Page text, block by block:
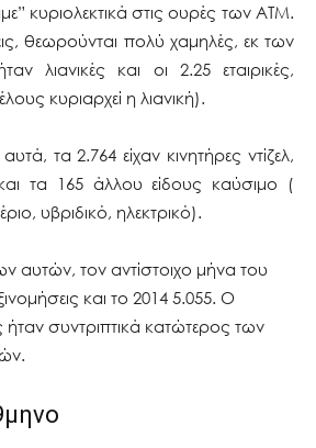
κυριολεκτικά στις ουρές των ΑΤΜ.
θεωρούνται πολύ χαμηλές, εκ των
λιανικές και οι 2.25 εταιρικές,
κυριαρχεί η λιανική).
τα 2.764 είχαν κινητήρες ντίζελ,
τα 165 άλλου είδους καύσιμο (
υβριδικό, ηλεκτρικό).
αυτών, τον αντίστοιχο μήνα του
και το 2014 5.055. Ο
ήταν συντριπτικά κατώτερος των